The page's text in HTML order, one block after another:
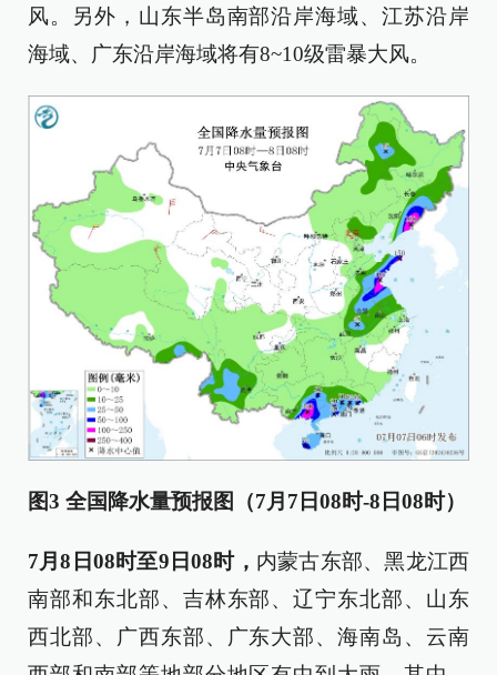
风。另外，山东半岛南部沿岸海域、江苏沿岸
海域、广东沿岸海域将有8~10级雷暴大风。
图3 全国降水量预报图（7月7日08时-8日08时）
7月8日08时至9日08时， 内蒙古东部、黑龙江西
南部和东北部、吉林东部、辽宁东北部、山东
西北部、广西东部、广东大部、海南岛、云南